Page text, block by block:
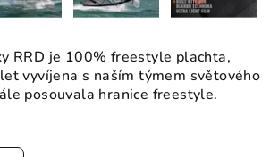
RRD je 100% freestyle plachta,
vyvíjena s naším týmem světového
posouvala hranice freestyle.